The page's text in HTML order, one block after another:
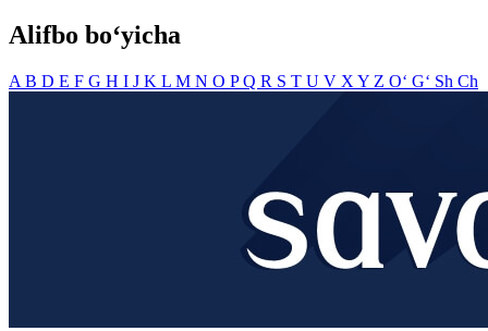
Alifbo bo‘yicha
A B D E F G H I J K L M N O PQ R S T U V X Y Z O‘ G‘ Sh Ch